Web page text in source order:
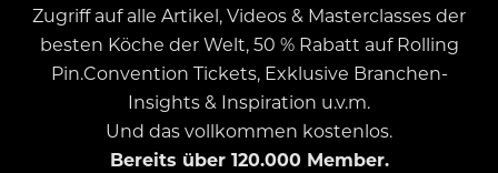
Zugriff auf alle Artikel, Videos & Masterclasses der
besten Köche der Welt, 50 % Rabatt auf Rolling
Pin.Convention Tickets, Exklusive Branchen-
Insights & Inspiration u.v.m.
Und das vollkommen kostenlos.
Bereits über 120.000 Member.